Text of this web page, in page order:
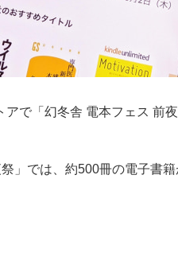
で「幻冬舎 電本フェス 前夜
」では、約500冊の電子書籍